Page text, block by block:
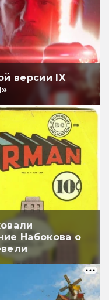
версии IX
Набокова о